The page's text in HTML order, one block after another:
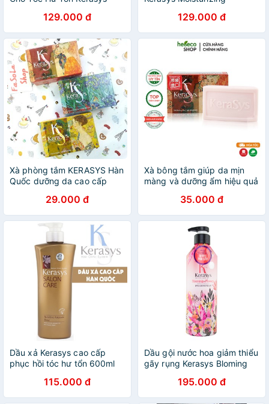
( trắng hồng)129.000 đ 129.000 đ
Xà phòng tắm KERASYS Hàn
Quốc dưỡng da cao cấp
29.000 đ
Xà bông tắm giúp da mịn
màng và dưỡng ẩm hiệu quả
Silk Moisture Bar 100g - Hàn
Quốc Chính Hãng
35.000 đ
Dầu xả Kerasys cao cấp
phục hồi tóc hư tổn 600ml
115.000 đ
Dầu gội nước hoa giảm thiểu
gãy rụng Kerasys Bloming
195.000 đ